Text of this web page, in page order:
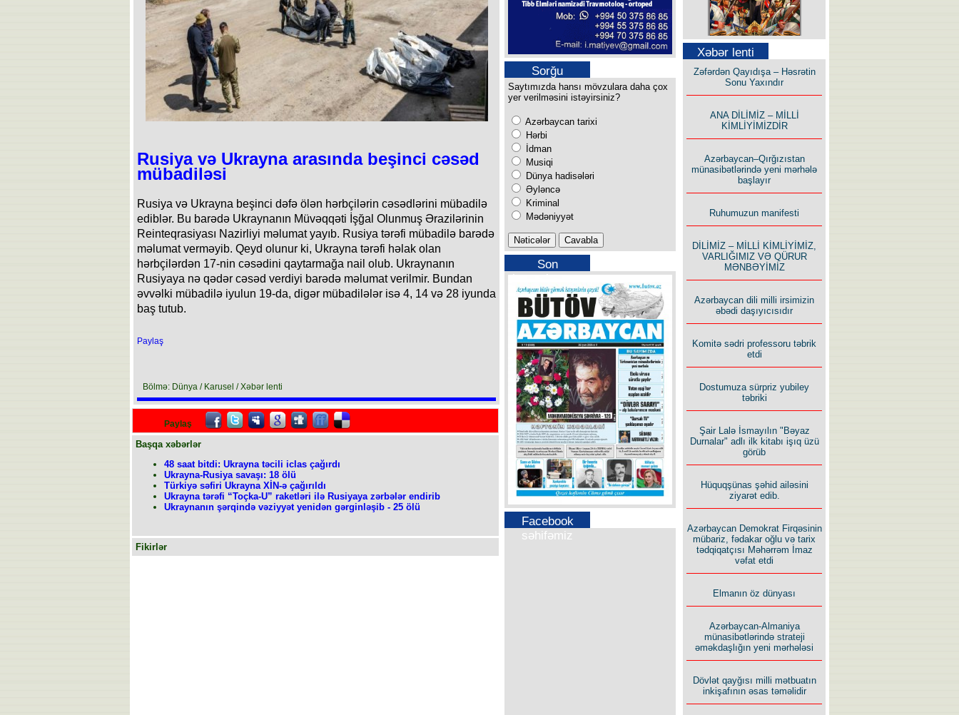
Rusiya və Ukrayna arasında beşinci cəsəd
mübadiləsi
Rusiya və Ukrayna beşinci dəfə ölən hərbçilərin cəsədlərini mübadilə
ediblər. Bu barədə Ukraynanın Müvəqqəti İşğal Olunmuş Ərazilərinin
Reinteqrasiyası Nazirliyi məlumat yayıb. Rusiya tərəfi mübadilə barədə
məlumat verməyib. Qeyd olunur ki, Ukrayna tərəfi həlak olan
hərbçilərdən 17-nin cəsədini qaytarmağa nail olub. Ukraynanın
Rusiyaya nə qədər cəsəd verdiyi barədə məlumat verilmir. Bundan
əvvəlki mübadilə iyulun 19-da, digər mübadilələr isə 4, 14 və 28 iyunda
baş tutub.
Paylaş
Bölmə: Dünya / Karusel / Xəbər lenti
Paylaş
Başqa xəbərlər
48 saat bitdi: Ukrayna təcili iclas çağırdı
Ukrayna-Rusiya savaşı: 18 ölü
Türkiyə səfiri Ukrayna XİN-ə çağırıldı
Ukrayna tərəfi “Toçka-U” raketləri ilə Rusiyaya zərbələr endirib
Ukraynanın şərqində vəziyyət yenidən gərginləşib - 25 ölü
Fikirlər
Sorğu
Saytımızda hansı mövzulara daha çox
yer verilməsini istəyirsiniz?
Azərbaycan tarixi
Hərbi
İdman
Musiqi
Dünya hadisələri
Əyləncə
Kriminal
Mədəniyyət
Son
buraxılışımız
Facebook
səhifəmiz
Səfər Alışarlı yazır
Bu yolda mən varam!
İlham İsmayıl yazır:
Rusiyanın süqutunu qaçılmaz
edən beş şərt
Xəbər lenti
Zəfərdən Qayıdışa – Həsrətin
Sonu Yaxındır
ANA DİLİMİZ – MİLLİ
KİMLİYİMİZDİR
Azərbaycan–Qırğızıstan
münasibətlərində yeni mərhələ
başlayır
Ruhumuzun manifesti
DİLİMİZ – MİLLİ KİMLİYİMİZ,
VARLIĞIMIZ VƏ QÜRUR
MƏNBƏYİMİZ
Azərbaycan dili milli irsimizin
əbədi daşıyıcısıdır
Komitə sədri professoru təbrik
etdi
Dostumuza sürpriz yubiley
təbriki
Şair Lalə İsmayılın "Bəyaz
Durnalar" adlı ilk kitabı işıq üzü
görüb
Hüquqşünas şəhid ailəsini
ziyarət edib.
Azərbaycan Demokrat Firqəsinin
mübariz, fədakar oğlu və tarix
tədqiqatçısı Məhərrəm İmaz
vəfat etdi
Elmanın öz dünyası
Azərbaycan-Almaniya
münasibətlərində strateji
əməkdaşlığın yeni mərhələsi
Dövlət qayğısı milli mətbuatın
inkişafının əsas təməlidir